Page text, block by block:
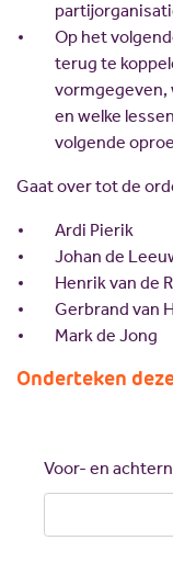
Op het
terug te
vormgegeven,
en welke
volgende
Gaat over tot de
Ardi Pierik
Johan de
Henrik van de
Gerbrand van
Mark de Jong
Onderteken
backVoor- en